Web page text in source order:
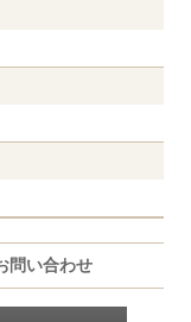
問い合わせ